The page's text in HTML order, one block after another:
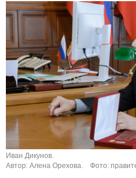
Иван Дикунов.
Автор: Алена Орехова.
Фото: